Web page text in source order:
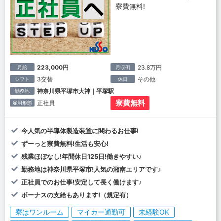
寮費無料!
月給 223,000円 月収例 23.8万円
シフト 3交替 休日 その他
勤務地 神奈川県平塚市大神｜平塚駅
雇用形態 正社員 寮費無料
今人気の半導体製造装置に関わるお仕事!
ずーっと寮費無料!生活も安心!
残業ほぼなし!年間休日125日!働きやすい♪
勤務地は神奈川県平塚市!人気の湘南エリアです♪
正社員でのお仕事!安定して長く働けます♪
ボーナスの支給もあります!（規定有）
寮はワンルーム マイカー通勤可
未経験OK